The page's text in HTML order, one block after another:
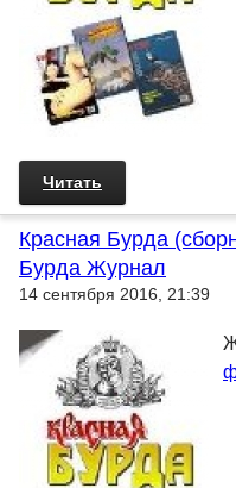
Читать
Красная Бурда
Бурда Журнал
14 сентября 2016, 21:39